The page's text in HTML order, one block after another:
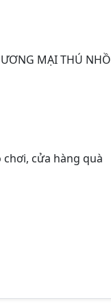
MẠI THÚ
cửa hàng quà